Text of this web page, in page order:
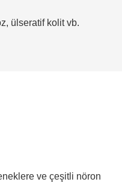
ülseratif kolit vb.
ve çeşitli nöron